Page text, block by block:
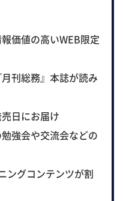
価値の高いWEB限定
刊総務』本誌が読み
日にお届け
強会や交流会などの
ングコンテンツが割